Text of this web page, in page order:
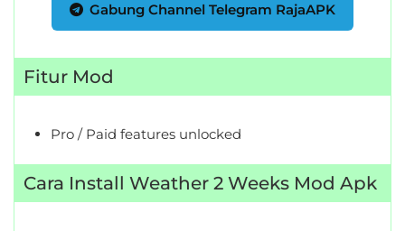
Gabung Channel Telegram RajaAPK
Fitur Mod
Pro / Paid features unlocked
Cara Install Weather 2 Weeks Mod Apk